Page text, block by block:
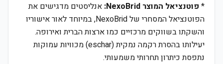
* פוטנציאל המוצר NexoBrid:
אנליסטים מדגישים את
הפוטנציאל המסחרי של NexoBrid, במיוחד לאור אישוריו
והשקתו בשווקים מרכזיים כמו ארצות הברית ואירופה.
יעילותו בהסרת רקמה נמקית (eschar) מכוויות עמוקות
נתפסת כיתרון תחרותי משמעותי.